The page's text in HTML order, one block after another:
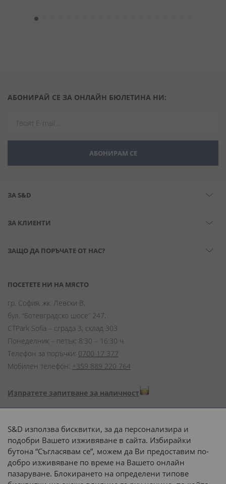
АБОНИРАЙ СЕ ЗА ОНЛАЙН БЮЛЕТИНА НИ:
АБОНИРАМ СЕ
ЗА S&D
ЗА КЛИЕНТИ
ЗАЩО ДА ПОРЪЧАТЕ ОТ НАС?
ПОСЕТЕТЕ НИ НА МЯСТО
гр. София, жк. Левски В,
бул. “Ботевградско шосе” 247,
CTPark Sofia – сграда 3, склад 303
Понеделник – петък: 8:30 – 16:30 ч.
Телефон за поръчки: 0700 17 377
Мобилен телефон: +359 889 220 764
Изпратете запитване за наличност
Начини на плащане:
Доставка до адрес с:
S&D използва бисквитки, за да персонализира и
подобри Вашето изживяване в сайта. Избирайки
бутона “Съгласявам се”, можем да Ви предоставим по-
добро изживяване по време на Вашето онлайн
пазаруване. Блокирането на определени типове